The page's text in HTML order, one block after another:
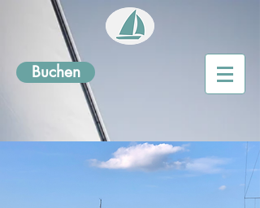
Buchen